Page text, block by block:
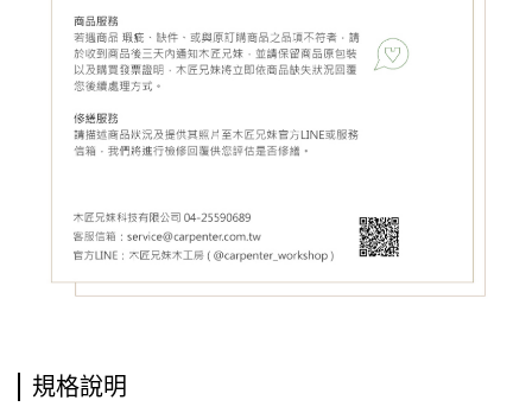
規格說明